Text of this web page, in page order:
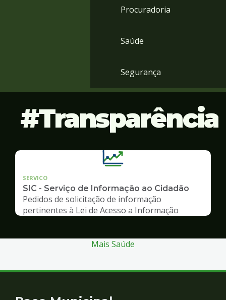
Procuradoria
Saúde
Segurança
Transparência
SERVICO
SIC - Serviço de Informação ao Cidadão
Pedidos de solicitação de informação
pertinentes à Lei de Acesso a Informação
Mais Saúde